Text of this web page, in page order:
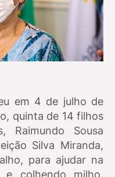
em 4 de julho de
quinta de 14 filhos
Raimundo Sousa
Silva Miranda,
para ajudar na
e colhendo milho,